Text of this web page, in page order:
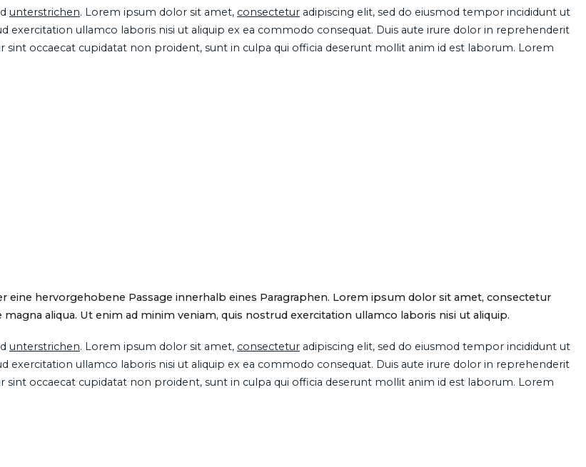
unterstrichen. Lorem ipsum dolor sit amet, consectetur adipiscing elit, sed do eiusmod tempor incididunt ut
exercitation ullamco laboris nisi ut aliquip ex ea commodo consequat. Duis aute irure dolor in reprehenderit
sint occaecat cupidatat non proident, sunt in culpa qui officia deserunt mollit anim id est laborum. Lorem
eine hervorgehobene Passage innerhalb eines Paragraphen. Lorem ipsum dolor sit amet, consectetur
aliqua. Ut enim ad minim veniam, quis nostrud exercitation ullamco laboris nisi ut aliquip.
unterstrichen. Lorem ipsum dolor sit amet, consectetur adipiscing elit, sed do eiusmod tempor incididunt ut
exercitation ullamco laboris nisi ut aliquip ex ea commodo consequat. Duis aute irure dolor in reprehenderit
sint occaecat cupidatat non proident, sunt in culpa qui officia deserunt mollit anim id est laborum. Lorem